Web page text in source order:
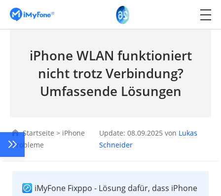
iPhone WLAN funktioniert
nicht trotz Verbindung?
Umfassende Lösungen
Startseite > iPhone
Probleme
Update: 08.09.2025 von Lukas
Schneider
iMyFone Fixppo - Lösung dafür, dass iPhone